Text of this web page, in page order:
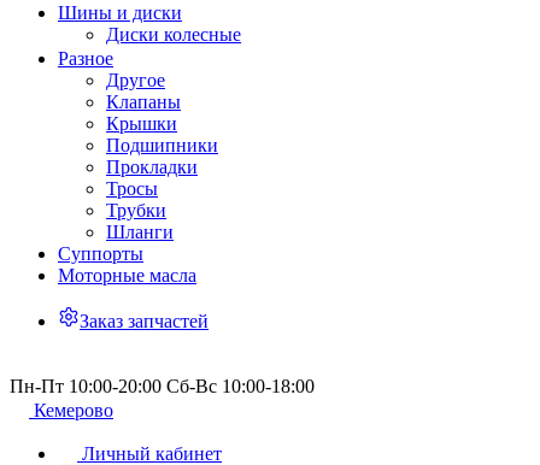
Шины и диски
Диски колесные
Разное
Другое
Клапаны
Крышки
Подшипники
Прокладки
Тросы
Трубки
Шланги
Суппорты
Моторные масла
Заказ запчастей
Пн-Пт 10:00-20:00 Сб-Вс 10:00-18:00
Кемерово
Личный кабинет